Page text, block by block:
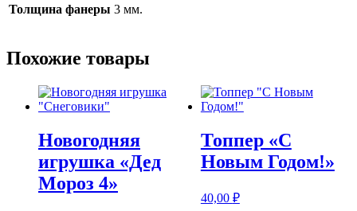
Толщина фанеры 3 мм.
Похожие товары
Новогодняя
игрушка «Дед
Мороз 4»
Топпер «С
Новым Годом!»
40,00 ₽